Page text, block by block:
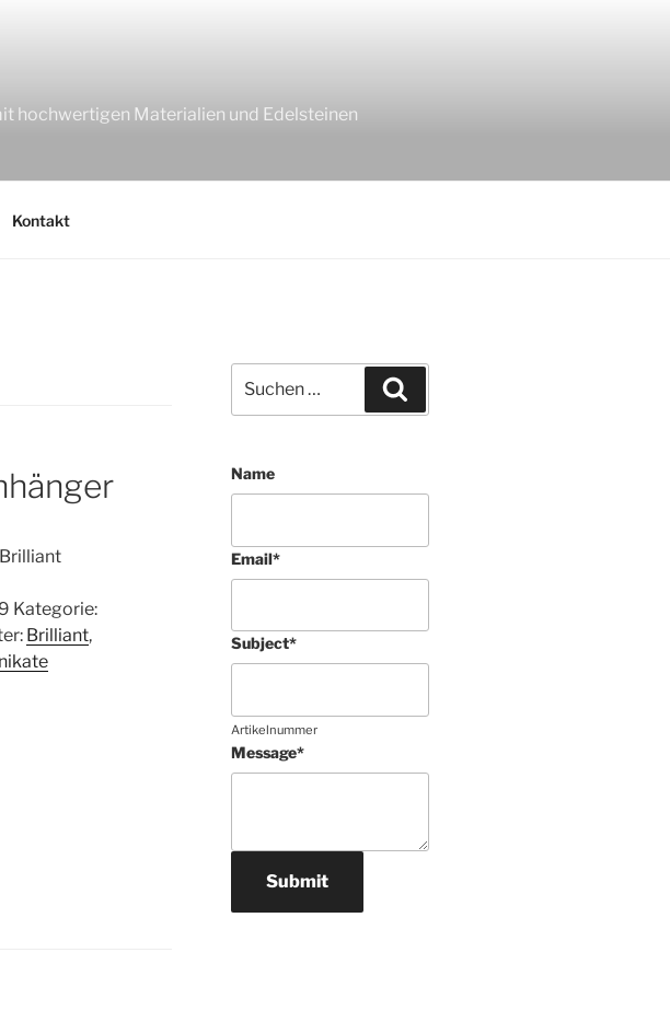
hochwertigen Materialien und Edelsteinen
Kontakt
Kategorie:
Brilliant,
nach:
Name
Email*
Subject*
Artikelnummer
Message*
Submit